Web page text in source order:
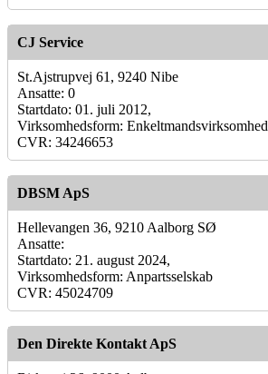
CJ Service
St.Ajstrupvej 61, 9240 Nibe
Ansatte: 0
Startdato: 01. juli 2012,
Virksomhedsform: Enkeltmandsvirksomhed
CVR: 34246653
DBSM ApS
Hellevangen 36, 9210 Aalborg SØ
Ansatte:
Startdato: 21. august 2024,
Virksomhedsform: Anpartsselskab
CVR: 45024709
Den Direkte Kontakt ApS